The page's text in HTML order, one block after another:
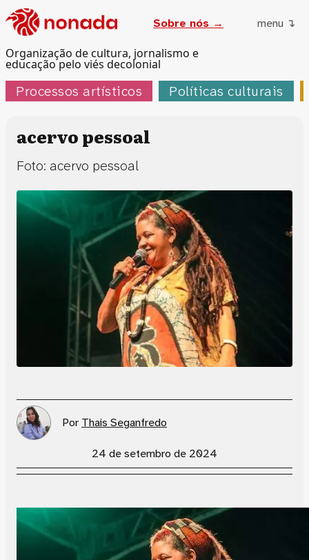
Organização de cultura, jornalismo e
educação pelo viés decolonial
Sobre nós → menu ↴
Processos artísticos Políticas culturais
acervo pessoal
Foto: acervo pessoal
Por Thais Seganfredo
24 de setembro de 2024